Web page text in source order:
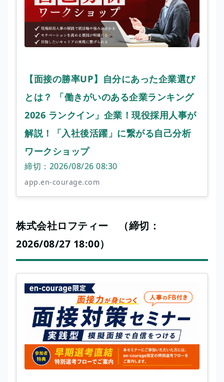
【面接の勝率UP】自分にあった企業選び
とは？ 「働きがいのある企業ランキング
2026 ランクイン」企業！現役採用人事が
解説！「入社後活躍」に繋がる自己分析
ワークショップ
締切：2026/08/26 08:30
app.en-courage.com
株式会社ロフティー （締切：
2026/08/27 18:00）